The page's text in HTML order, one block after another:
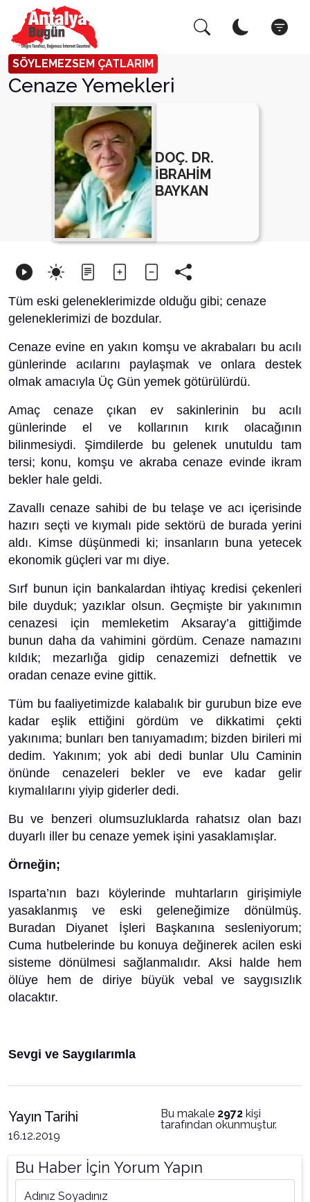
SÖYLEMEZSEM ÇATLARIM
Cenaze Yemekleri
DOÇ. DR.
İBRAHİM
BAYKAN
Tüm eski geleneklerimizde olduğu gibi; cenaze
geleneklerimizi de bozdular.
Cenaze evine en yakın komşu ve akrabaları bu acılı
günlerinde acılarını paylaşmak ve onlara destek
olmak amacıyla Üç Gün yemek götürülürdü.
Amaç cenaze çıkan ev sakinlerinin bu acılı
günlerinde el ve kollarının kırık olacağının
bilinmesiydi. Şimdilerde bu gelenek unutuldu tam
tersi; konu, komşu ve akraba cenaze evinde ikram
bekler hale geldi.
Zavallı cenaze sahibi de bu telaşe ve acı içerisinde
hazırı seçti ve kıymalı pide sektörü de burada yerini
aldı. Kimse düşünmedi ki; insanların buna yetecek
ekonomik güçleri var mı diye.
Sırf bunun için bankalardan ihtiyaç kredisi çekenleri
bile duyduk; yazıklar olsun. Geçmişte bir yakınımın
cenazesi için memleketim Aksaray’a gittiğimde
bunun daha da vahimini gördüm. Cenaze namazını
kıldık; mezarlığa gidip cenazemizi defnettik ve
oradan cenaze evine gittik.
Tüm bu faaliyetimizde kalabalık bir gurubun bize eve
kadar eşlik ettiğini gördüm ve dikkatimi çekti
yakınıma; bunları ben tanıyamadım; bizden birileri mi
dedim. Yakınım; yok abi dedi bunlar Ulu Caminin
önünde cenazeleri bekler ve eve kadar gelir
kıymalılarını yiyip giderler dedi.
Bu ve benzeri olumsuzluklarda rahatsız olan bazı
duyarlı iller bu cenaze yemek işini yasaklamışlar.
Örneğin;
Isparta’nın bazı köylerinde muhtarların girişimiyle
yasaklanmış ve eski geleneğimize dönülmüş.
Buradan Diyanet İşleri Başkanına sesleniyorum;
Cuma hutbelerinde bu konuya değinerek acilen eski
sisteme dönülmesi sağlanmalıdır. Aksi halde hem
ölüye hem de diriye büyük vebal ve saygısızlık
olacaktır.
Sevgi ve Saygılarımla
Yayın Tarihi
16.12.2019
Bu makale 2972 kişi
tarafından okunmuştur.
Bu Haber İçin Yorum Yapın
Adınız Soyadınız
Arama Yap! Kapat